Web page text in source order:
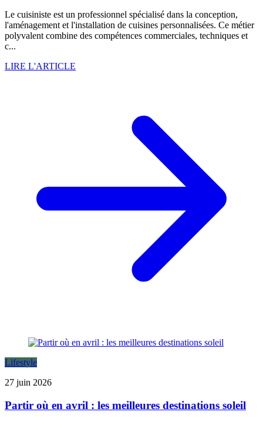
Le cuisiniste est un professionnel spécialisé dans la conception,
l'aménagement et l'installation de cuisines personnalisées. Ce métier
polyvalent combine des compétences commerciales, techniques et
c...
LIRE L'ARTICLE
Lifestyle
27 juin 2026
Partir où en avril : les meilleures destinations soleil